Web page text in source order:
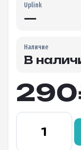
Uplink
—
Наличие
В
290
Количество
Оптический